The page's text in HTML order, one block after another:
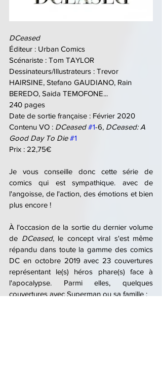
DCeased
Éditeur : Urban Comics
Scénariste : Tom TAYLOR
Dessinateurs/Illustrateurs : Trevor
HAIRSINE, Stefano GAUDIANO, Rain
BEREDO, Saida TEMOFONE...
240 pages
Date de sortie française : Février 2020
Contenu VO : DCeased #1-6, DCeased: A
Good Day To Die #1
Prix : 22,75€
Je vous conseille donc cette série de
comics qui est sympathique. avec de
l'angoisse, de l'action, des émotions et bien
plus encore !
À l'occasion de la sortie du dernier volume
de DCeased, le concept viral s'est même
répandu dans toute la gamme des comics
DC en octobre 2019 avec 23 couvertures
représentant le(s) héros phare(s) face à
l'apocalypse. Parmi elles, quelques
couvertures avec Superman ou sa famille :